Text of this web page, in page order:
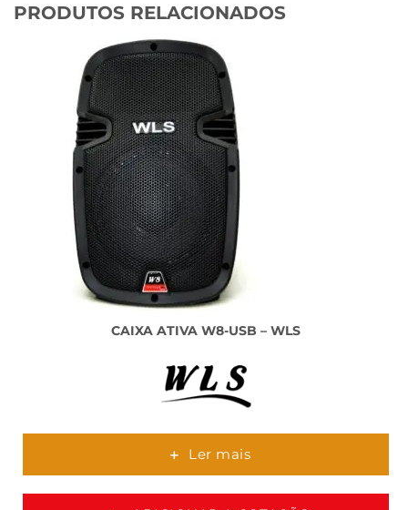
PRODUTOS RELACIONADOS
CAIXA ATIVA W8-USB – WLS
Ler mais